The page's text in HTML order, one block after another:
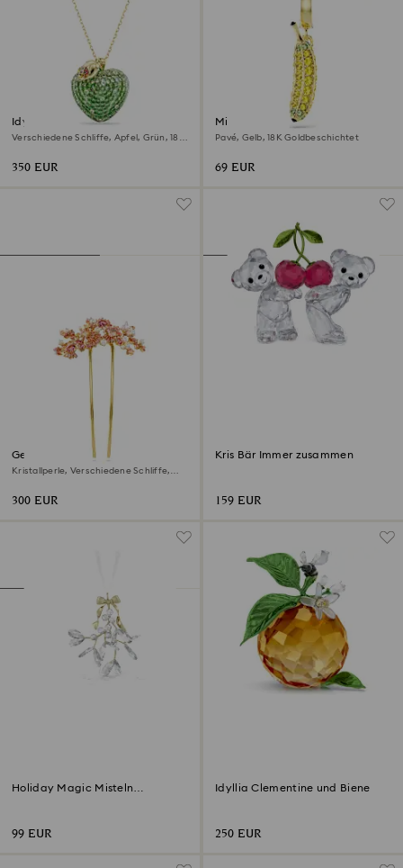
Idyllia Anhänger
Verschiedene Schliffe, Apfel, Grün, 18K
350 EUR
Minions Banana Charm
Pavé, Gelb, 18K Goldbeschichtet
69 EUR
Gema Haarclip
Kristallperle, Verschiedene Schliffe,
300 EUR
Kris Bär Immer zusammen
159 EUR
Holiday Magic Misteln
99 EUR
Idyllia Clementine und Biene
250 EUR